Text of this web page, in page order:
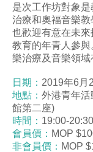
是次工作坊對象
治療和奧福音樂教
也歡迎有意在未
教育的年青人參
樂治療及音樂領域
日期： 2019年6月
地點： 外港青年活
館第二座)
時間： 19:00-
會員價： MOP
非會員價： MOP